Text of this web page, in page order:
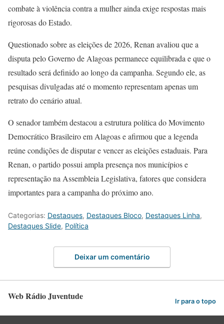
combate à violência contra a mulher ainda exige respostas mais
rigorosas do Estado.
Questionado sobre as eleições de 2026, Renan avaliou que a
disputa pelo Governo de Alagoas permanece equilibrada e que o
resultado será definido ao longo da campanha. Segundo ele, as
pesquisas divulgadas até o momento representam apenas um
retrato do cenário atual.
O senador também destacou a estrutura política do Movimento
Democrático Brasileiro em Alagoas e afirmou que a legenda
reúne condições de disputar e vencer as eleições estaduais. Para
Renan, o partido possui ampla presença nos municípios e
representação na Assembleia Legislativa, fatores que considera
importantes para a campanha do próximo ano.
Categorias: Destaques, Destaques Bloco, Destaques Linha,
Destaques Slide, Política
Deixar um comentário
Web Rádio Juventude Ir para o topo